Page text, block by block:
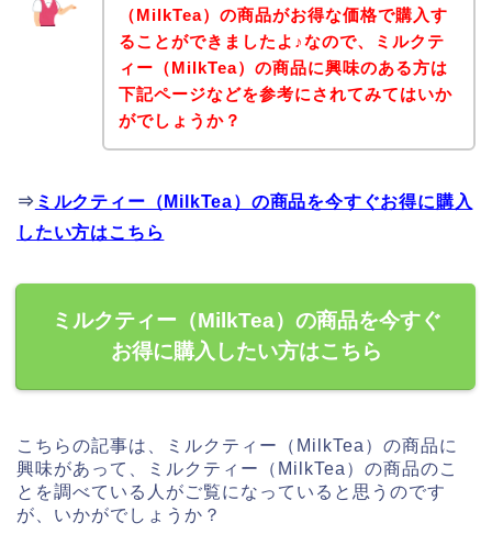
（MilkTea）の商品がお得な価格で購入す
ることができましたよ♪なので、ミルクテ
ィー（MilkTea）の商品に興味のある方は
下記ページなどを参考にされてみてはいか
がでしょうか？
⇒ ミルクティー（MilkTea）の商品を今すぐお得に購入
したい方はこちら
ミルクティー（MilkTea）の商品を今すぐ
お得に購入したい方はこちら
こちらの記事は、ミルクティー（MilkTea）の商品に
興味があって、ミルクティー（MilkTea）の商品のこ
とを調べている人がご覧になっていると思うのです
が、いかがでしょうか？